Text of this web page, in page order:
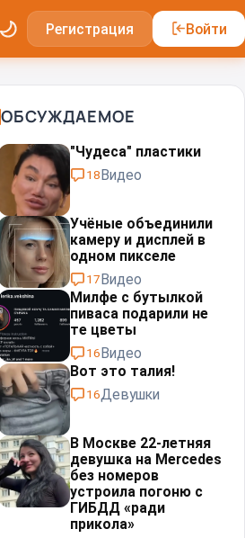
Регистрация Войти
ОБСУЖДАЕМОЕ
"Чудеса" пластики⁠⁠
18Видео
Учёные объединили
камеру и дисплей в
одном пикселе
17Видео
Милфе с бутылкой
пиваса подарили не
те цветы
16Видео
Вот это талия!
16Девушки
В Москве 22-летняя
девушка на Mercedes
без номеров
устроила погоню с
ГИБДД «ради
прикола»